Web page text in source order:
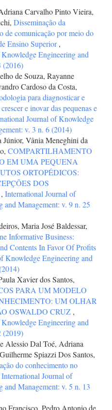
Carvalho Pinto Vieira,
Disseminação da
de comunicação por meio do
Ensino Superior,
Engineering and
(2016)
de Souza, Rayanne
Cardoso da Costa,
para diagnosticar e
e inovar das pequenas e
Journal of Knowledge
v. 3 n. 6 (2014)
Júnior, Vânia Meneghini da
COMPARTILHAMENTO
EM UMA PEQUENA
ORTOPÉDICOS:
DOS
, International Journal of
and Management: v. 9 n. 25
Maria José Baldessar,
Informative Business:
Contents In Favor Of Profits
Knowledge Engineering and
Xavier dos Santos,
PARA UM MODELO
UM OLHAR
OSWALDO CRUZ ,
Engineering and
(2019)
Alessio Dal Toé, Adriana
Spiazzi Dos Santos,
do conhecimento no
International Journal of
and Management: v. 5 n. 13